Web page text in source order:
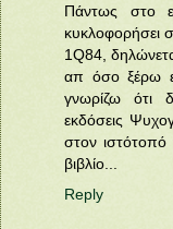
Πάντως στο
κυκλοφορήσει
1Q84,
απ όσο ξέρω
γνωρίζω ότι
εκδόσεις
στον
βιβλίο...
Reply